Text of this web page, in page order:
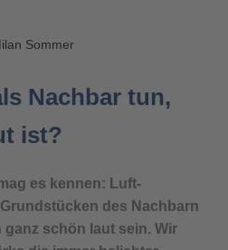
Sommer
Nachbar tun,
ist?
es kennen: Luft-
des Nachbarn
schön laut sein. Wir